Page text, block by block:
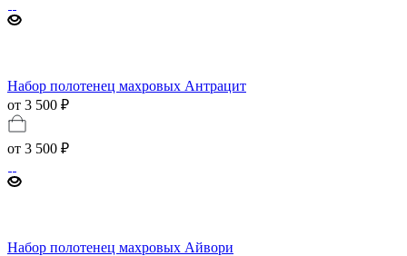
Набор полотенец махровых Антрацит
от 3 500 ₽
от 3 500 ₽
Набор полотенец махровых Айвори